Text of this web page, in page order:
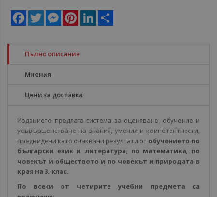
Facebook
Twitter MessengerPinterestLinkedIn
Пълно описание
Мнения
Цени за доставка
Изданието предлага система за оценяване, обучение и
усъвършенстване на знания, умения и компетентности,
предвидени като очаквани резултати от обучението по
български език и литература, по математика, по
човекът и обществото и по човекът и природата в
края на 3. клас.
По всеки от четирите учебни предмета са